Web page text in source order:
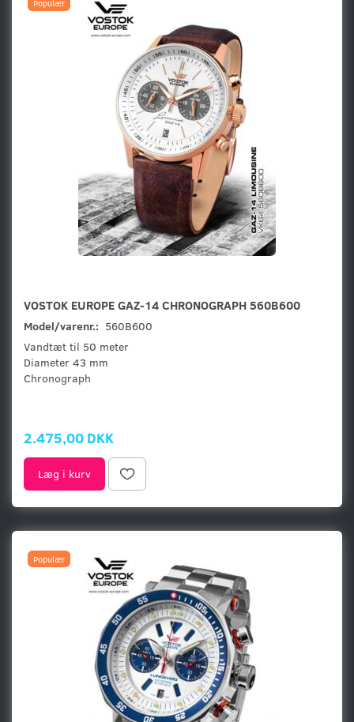
Populær
VOSTOK EUROPE GAZ-​14 CHRONOGRAPH ​560B600
Model/varenr.: 560B600
Vandtæt til 50 meter
Diameter 43 mm
Chronograph
2.475,00 DKK
Læg i kurv
Populær